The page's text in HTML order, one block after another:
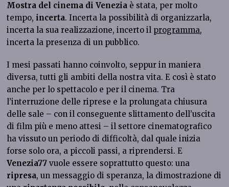
Mostra del cinema di Venezia è stata, per molto
tempo, incerta. Incerta la possibilità di organizzarla,
incerta la sua realizzazione, incerto il programma,
incerta la presenza di un pubblico.
I mesi passati hanno coinvolto, seppur in maniera
diversa, tutti gli ambiti della nostra vita. E così è stato
anche per lo spettacolo e per il cinema. Tra
l’interruzione delle riprese e la prolungata chiusura
delle sale – con il conseguente slittamento dell’uscita
di film più e meno attesi – il settore cinematografico
ha vissuto un periodo di difficoltà, dal quale inizia
forse solo ora, a piccoli passi, a riprendersi. E
Venezia77 vuole essere soprattutto questo: una
ripresa, un messaggio di speranza, la dimostrazione di